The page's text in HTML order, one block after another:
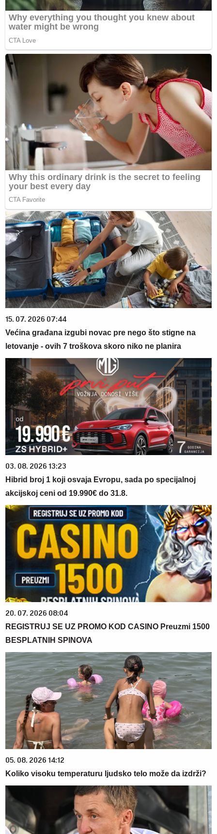
15. 07. 2026 07:44
Većina građana izgubi novac pre nego što stigne na
letovanje - ovih 7 troškova skoro niko ne planira
03. 08. 2026 13:23
Hibrid broj 1 koji osvaja Evropu, sada po specijalnoj
akcijskoj ceni od 19.990€ do 31.8.
20. 07. 2026 08:04
REGISTRUJ SE UZ PROMO KOD CASINO Preuzmi 1500
BESPLATNIH SPINOVA
05. 08. 2026 14:12
Koliko visoku temperaturu ljudsko telo može da izdrži?